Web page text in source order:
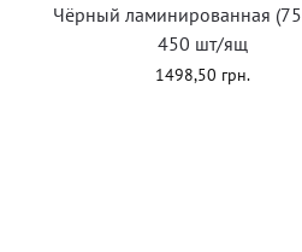
Чёрный ламинированная
450 шт/ящ
1498,50 грн.